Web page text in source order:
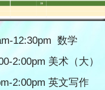
12:30pm 数学
2:00pm 美术（大）
2:00pm 英文写作